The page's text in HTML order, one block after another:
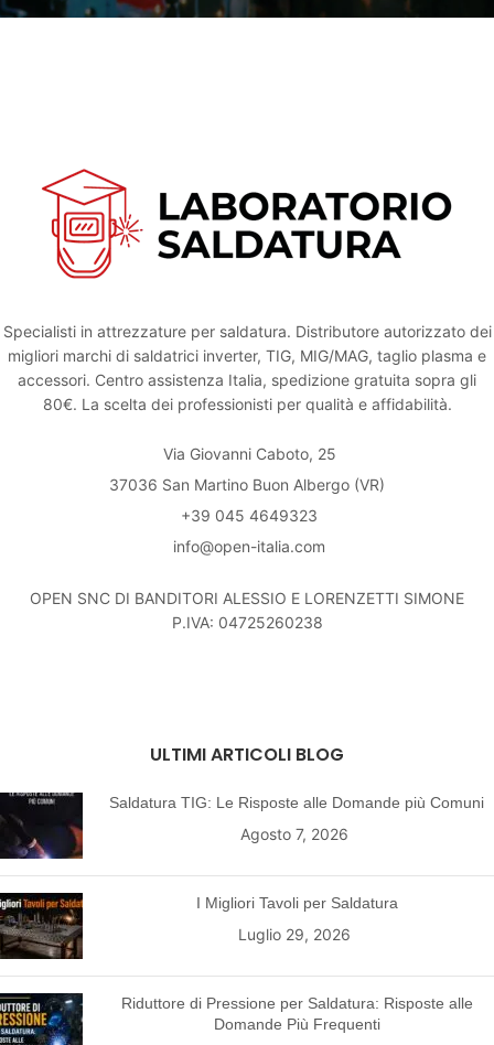
Specialisti in attrezzature per saldatura. Distributore autorizzato dei
migliori marchi di saldatrici inverter, TIG, MIG/MAG, taglio plasma e
accessori. Centro assistenza Italia, spedizione gratuita sopra gli
80€. La scelta dei professionisti per qualità e affidabilità.
Via Giovanni Caboto, 25
37036 San Martino Buon Albergo (VR)
+39 045 4649323
info@open-italia.com
OPEN SNC DI BANDITORI ALESSIO E LORENZETTI SIMONE
P.IVA: 04725260238
ULTIMI ARTICOLI BLOG
Saldatura TIG: Le Risposte alle Domande più Comuni
Agosto 7, 2026
I Migliori Tavoli per Saldatura
Luglio 29, 2026
Riduttore di Pressione per Saldatura: Risposte alle
Domande Più Frequenti